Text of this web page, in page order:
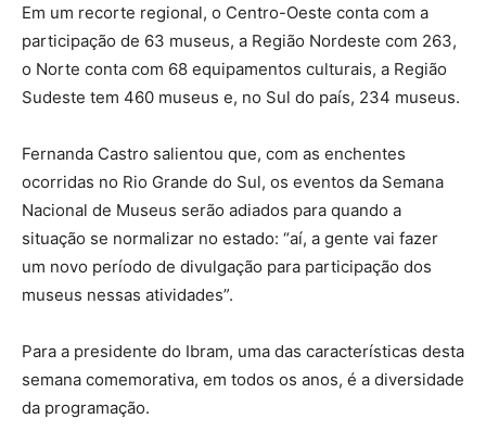
Em um recorte regional, o Centro-Oeste conta com a
participação de 63 museus, a Região Nordeste com 263,
o Norte conta com 68 equipamentos culturais, a Região
Sudeste tem 460 museus e, no Sul do país, 234 museus.
Fernanda Castro salientou que, com as enchentes
ocorridas no Rio Grande do Sul, os eventos da Semana
Nacional de Museus serão adiados para quando a
situação se normalizar no estado: “aí, a gente vai fazer
um novo período de divulgação para participação dos
museus nessas atividades”.
Para a presidente do Ibram, uma das características desta
semana comemorativa, em todos os anos, é a diversidade
da programação.